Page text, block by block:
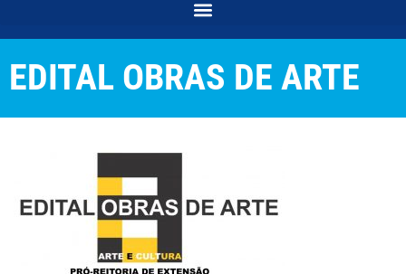
EDITAL OBRAS DE ARTE